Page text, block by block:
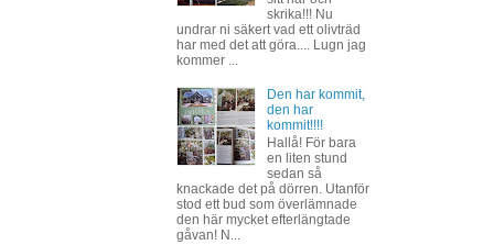
skrika!!! Nu
undrar ni säkert vad ett olivträd
har med det att göra.... Lugn jag
kommer ...
Den har kommit,
den har
kommit!!!!
Hallå! För bara
en liten stund
sedan så
knackade det på dörren. Utanför
stod ett bud som överlämnade
den här mycket efterlängtade
gåvan! N...